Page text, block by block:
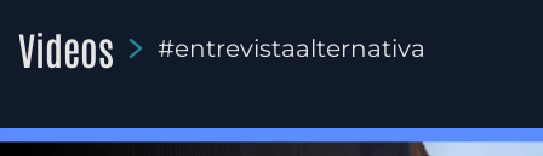
Videos #entrevistaalternativa